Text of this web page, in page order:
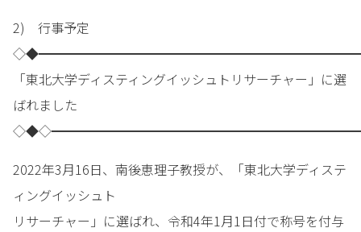
2) 行事予定
「東北大学ディスティングイッシュトリサーチャー」に選
ばれました
2022年3月16日、南後恵理子教授が、「東北大学ディステ
ィングイッシュト
リサーチャー」に選ばれ、令和4年1月1日付で称号を付与